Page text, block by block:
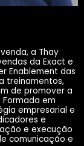
a Thay
da Exact e
Enablement das
treinamentos,
de promover a
em
empresarial e
e
e execução
comunicação e